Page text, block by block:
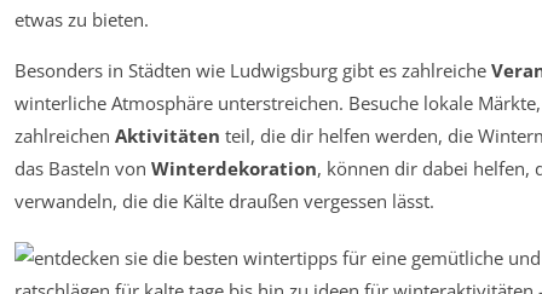
etwas zu bieten.
Besonders in Städten wie Ludwigsburg gibt es zahlreiche
winterliche Atmosphäre unterstreichen. Besuche lokale
zahlreichen Aktivitäten teil, die dir helfen werden, die
das Basteln von Winterdekoration, können dir dabei helfen,
verwandeln, die die Kälte draußen vergessen lässt.